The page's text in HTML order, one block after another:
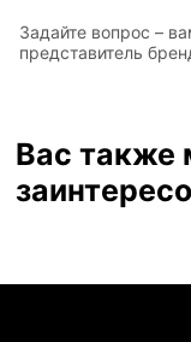
Задайте вопрос –
представитель
Вас также